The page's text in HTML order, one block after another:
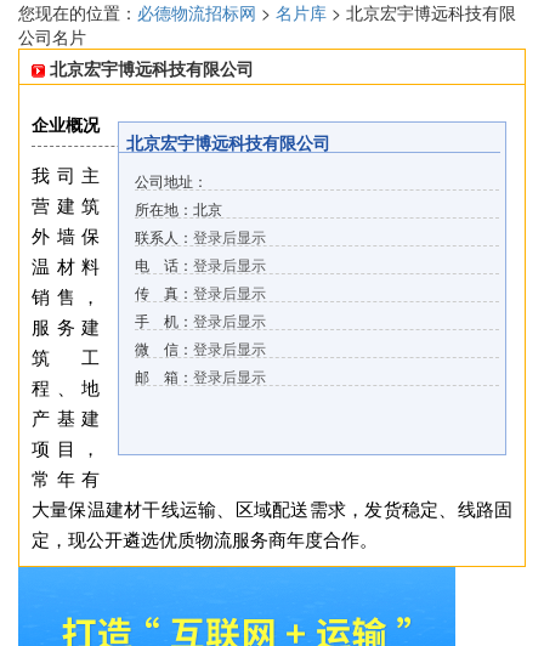
您现在的位置： 必德物流招标网 > 名片库 > 北京宏宇博远科技有限
公司名片
北京宏宇博远科技有限公司
北京宏宇博远科技有限公司
公司地址：
所在地：北京
联系人： 登录后显示
电 话： 登录后显示
传 真： 登录后显示
手 机： 登录后显示
微 信： 登录后显示
邮 箱： 登录后显示
企业概况
我司主
营建筑
外墙保
温材料
销售，
服务建
筑工
程、地
产基建
项目，
常年有
大量保温建材干线运输、区域配送需求，发货稳定、线路固
定，现公开遴选优质物流服务商年度合作。